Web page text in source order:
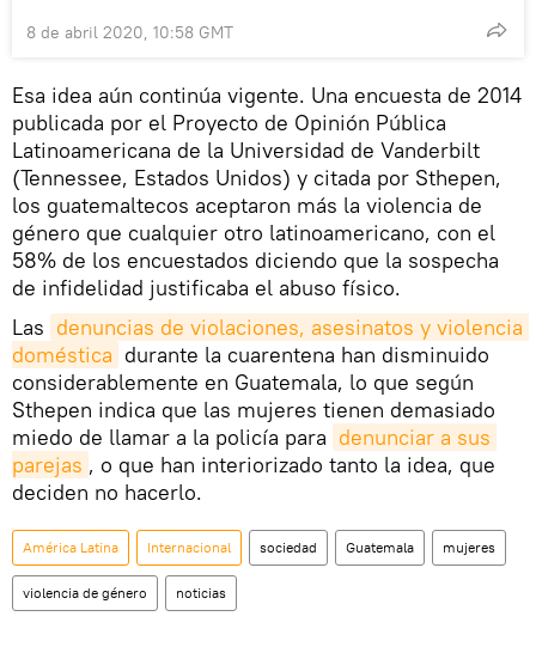
8 de abril 2020, 10:58 GMT
Esa idea aún continúa vigente. Una encuesta de 2014
publicada por el Proyecto de Opinión Pública
Latinoamericana de la Universidad de Vanderbilt
(Tennessee, Estados Unidos) y citada por Sthepen,
los guatemaltecos aceptaron más la violencia de
género que cualquier otro latinoamericano, con el
58% de los encuestados diciendo que la sospecha
de infidelidad justificaba el abuso físico.
Las denuncias de violaciones, asesinatos y violencia
doméstica durante la cuarentena han disminuido
considerablemente en Guatemala, lo que según
Sthepen indica que las mujeres tienen demasiado
miedo de llamar a la policía para denunciar a sus
parejas , o que han interiorizado tanto la idea, que
deciden no hacerlo.
América Latina Internacional sociedad Guatemala mujeres
violencia de género noticias